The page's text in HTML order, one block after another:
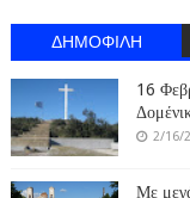
ΔΗΜΟΦΙΛΗ
16
2/16/
Με